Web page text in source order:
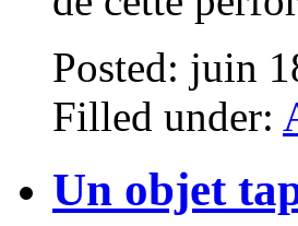
Posted: juin
Filled under:
Un objet